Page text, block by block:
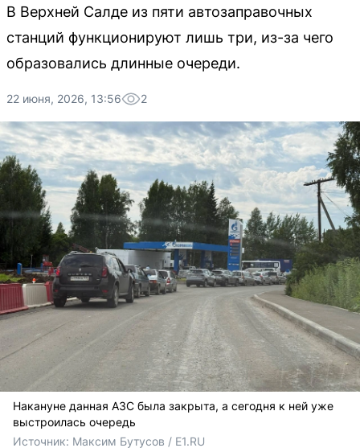
В Верхней Салде из пяти автозаправочных
станций функционируют лишь три, из-за чего
образовались длинные очереди.
22 июня, 2026, 13:56 2
Накануне данная АЗС была закрыта, а сегодня к ней уже
выстроилась очередь
Источник: Максим Бутусов / E1.RU